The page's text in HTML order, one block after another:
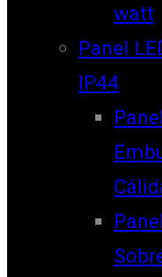
watt
Panel
IP44